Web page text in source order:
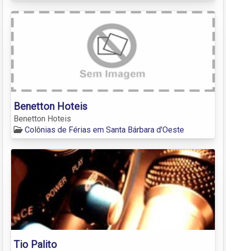
Benetton Hoteis
Benetton Hoteis
Colônias de Férias em Santa Bárbara d'Oeste
Tio Palito